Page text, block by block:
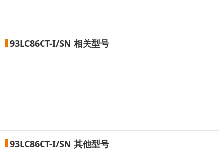
93LC86CT-I/SN 相关型号
93LC86CT-I/SN 其他型号